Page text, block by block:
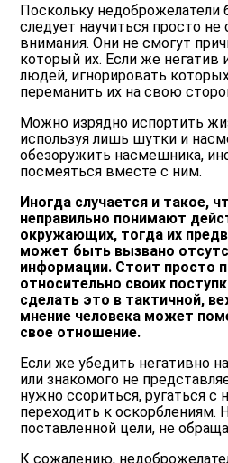
Поскольку недоброжелатели
следует научиться просто не
внимания. Они не смогут
который их. Если же негатив
людей, игнорировать
переманить их на свою
Можно изрядно испортить
используя лишь шутки и
обезоружить насмешника,
посмеяться вместе с ним.
Иногда случается и такое,
неправильно понимают
окружающих, тогда их
может быть вызвано
информации. Стоит просто
относительно своих
сделать это в тактичной,
мнение человека может
свое отношение.
Если же убедить негативно
или знакомого не
нужно ссориться, ругаться с
переходить к оскорблениям.
поставленной цели, не
К сожалению,